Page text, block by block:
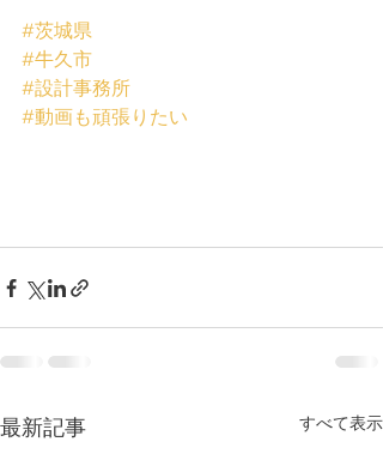
#茨城県
#牛久市
#設計事務所
#動画も頑張りたい
最新記事 すべて表示